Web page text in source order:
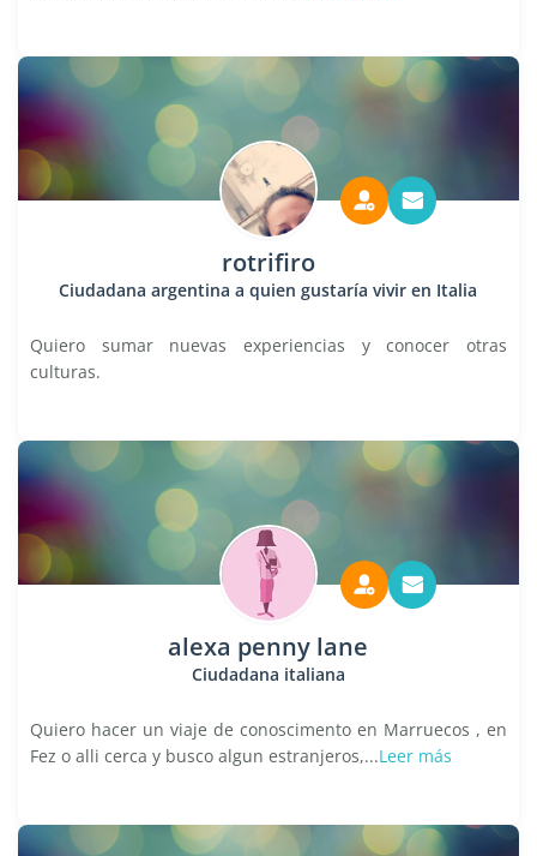
rotrifiro
Ciudadana argentina a quien gustaría vivir en Italia
Quiero sumar nuevas experiencias y conocer otras
culturas.
alexa penny lane
Ciudadana italiana
Quiero hacer un viaje de conoscimento en Marruecos , en
Fez o alli cerca y busco algun estranjeros,...Leer más